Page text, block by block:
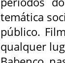
temática
público.
qualquer